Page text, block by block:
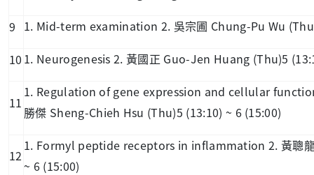
9 1. Mid-term examination 2. 吳宗圃 Chung-Pu Wu
10 1. Neurogenesis 2. 黃國正 Guo-Jen Huang (Thu)5
11
1. Regulation of gene expression and cellular
勝傑 Sheng-Chieh Hsu (Thu)5 (13:10) ~ 6 (15:00)
12
1. Formyl peptide receptors in inflammation 2. 黃聰
~ 6 (15:00)